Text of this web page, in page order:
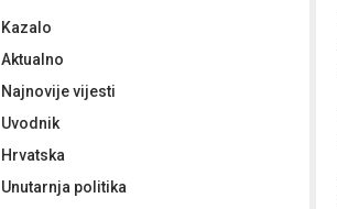
o
r
Kazalo
Aktualno
Najnovije vijesti
Uvodnik
Hrvatska
Unutarnja politika